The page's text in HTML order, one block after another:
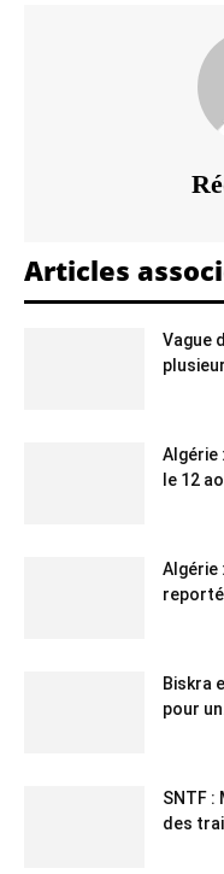
Articles
Vague
Algérie
le 12
Algérie
Biskra
pour
SNTF
des